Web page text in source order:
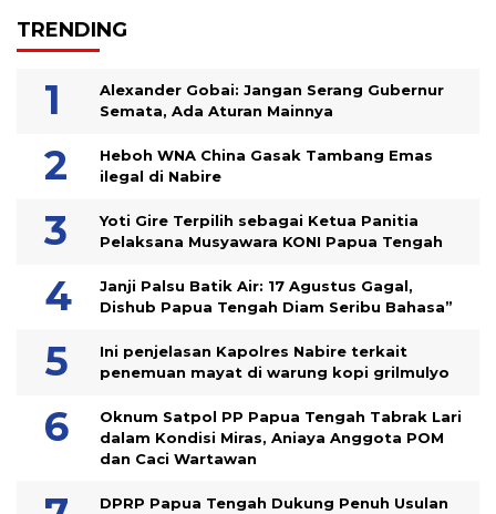
TRENDING
Alexander Gobai: Jangan Serang Gubernur
Semata, Ada Aturan Mainnya
Heboh WNA China Gasak Tambang Emas
ilegal di Nabire
Yoti Gire Terpilih sebagai Ketua Panitia
Pelaksana Musyawara KONI Papua Tengah
Janji Palsu Batik Air: 17 Agustus Gagal,
Dishub Papua Tengah Diam Seribu Bahasa”
Ini penjelasan Kapolres Nabire terkait
penemuan mayat di warung kopi grilmulyo
Oknum Satpol PP Papua Tengah Tabrak Lari
dalam Kondisi Miras, Aniaya Anggota POM
dan Caci Wartawan
DPRP Papua Tengah Dukung Penuh Usulan